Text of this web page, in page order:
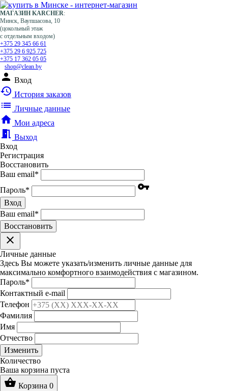
МАГАЗИН KARCHER:
Минск, Ваупшасова, 10
(цокольный этаж
с отдельным входом)
+375 29 345 66 61
+375 29 6 925 725
+375 17 362 05 05
shop@clean.by
person Вход
history История заказов
list Личные данные
home Мои адреса
meeting_room Выход
Вход
Регистрация
Восстановить
Ваш email*
Пароль* vpn_key
Вход
Ваш email*
Воcстановить
clear
Личные данные
Здесь Вы можете указать/изменить личные данные для
максимально комфортного взаимодействия с магазином.
Пароль*
Контактный e-mail
Телефон
Фамилия
Имя
Отчество
Изменить
Количество
Ваша корзина пуста
shopping_basket Корзина 0